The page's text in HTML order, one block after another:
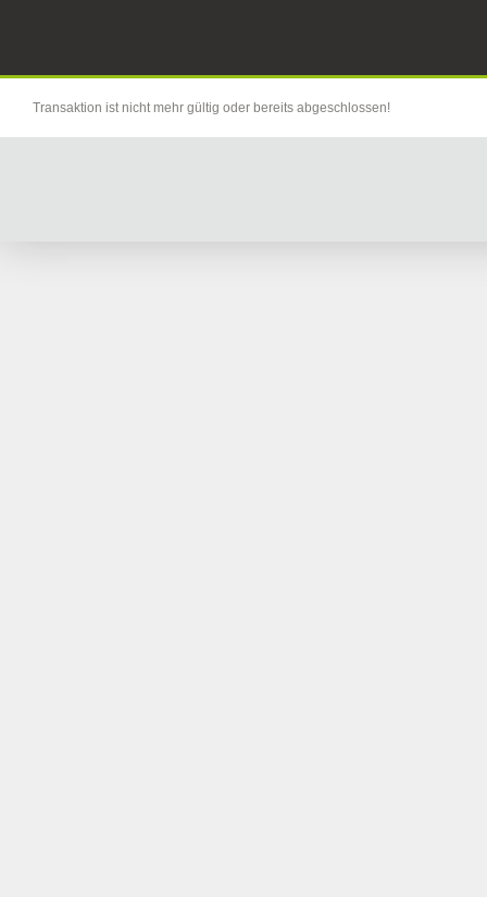
Transaktion ist nicht mehr gültig oder bereits abgeschlossen!